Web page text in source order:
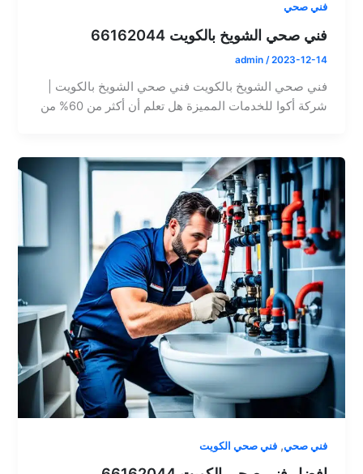
فني صحي
فني صحي الشويخ بالكويت 66162044
admin /2023-12-14
فني صحي الشويخ بالكويت فني صحي الشويخ بالكويت |
شركة أكوا للخدمات المميزة هل تعلم أن أكثر من 60% من
فني صحي,فني صحي الكويت